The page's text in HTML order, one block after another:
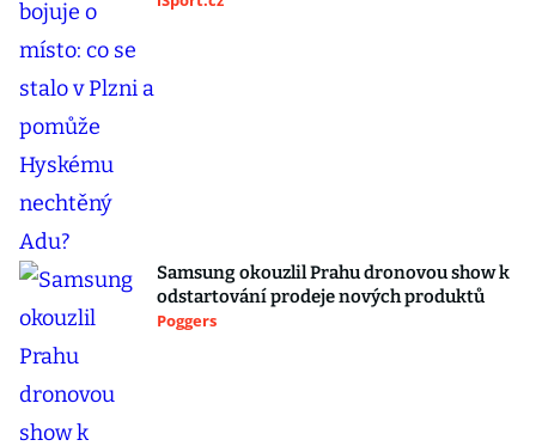
Samsung okouzlil Prahu dronovou show k
odstartování prodeje nových produktů
Poggers